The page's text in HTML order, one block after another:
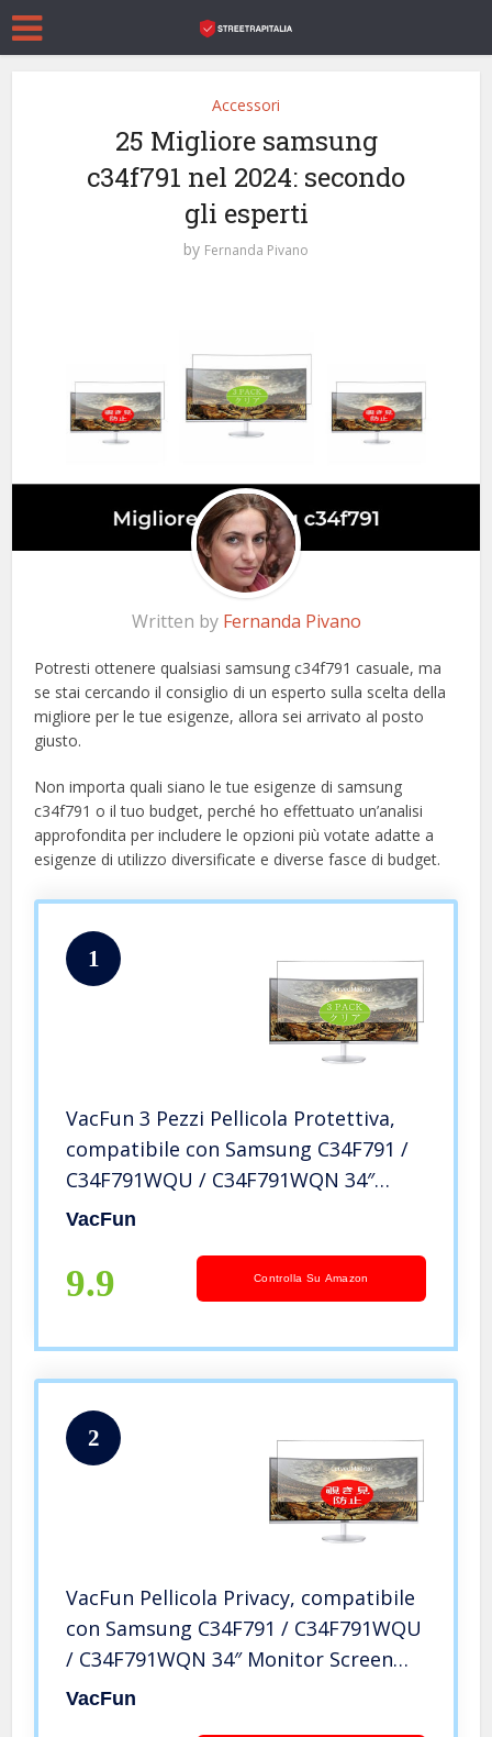
Accessori
25 Migliore samsung
c34f791 nel 2024: secondo
gli esperti
by Fernanda Pivano
Written by Fernanda Pivano
Potresti ottenere qualsiasi samsung c34f791 casuale, ma
se stai cercando il consiglio di un esperto sulla scelta della
migliore per le tue esigenze, allora sei arrivato al posto
giusto.
Non importa quali siano le tue esigenze di samsung
c34f791 o il tuo budget, perché ho effettuato un’analisi
approfondita per includere le opzioni più votate adatte a
esigenze di utilizzo diversificate e diverse fasce di budget.
1
VacFun 3 Pezzi Pellicola Protettiva,
compatibile con Samsung C34F791 /
C34F791WQU / C34F791WQN 34″
Display Monitor (Non Vetro
Cover Custodia
VacFun
9.9 Controlla Su Amazon
2
VacFun Pellicola Privacy, compatibile
con Samsung C34F791 / C34F791WQU
/ C34F791WQN 34″ Monitor Screen
Protector Protezioni Schermo
VacFun